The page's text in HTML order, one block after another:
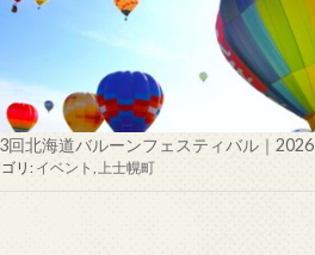
回北海道バルーンフェスティバル｜2026
リ: イベント 上士幌町